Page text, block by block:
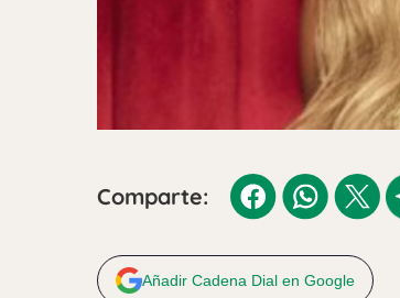
Comparte:
Añadir Cadena Dial en Google